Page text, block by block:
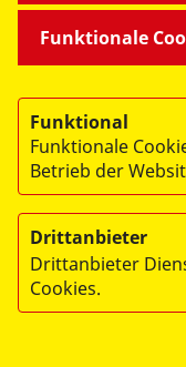
->ASB
->ASB
© 2026 ASB Erzgebirge
Impressum
Datenschutz
Funktionale
Funktional
Funktionale
Betrieb der
Drittanbieter
Drittanbieter
Cookies.